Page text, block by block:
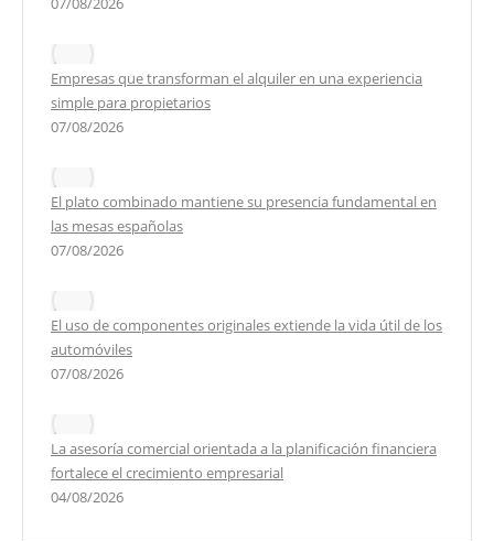
Empresas que transforman el alquiler en una experiencia
simple para propietarios
07/08/2026
El plato combinado mantiene su presencia fundamental en
las mesas españolas
07/08/2026
El uso de componentes originales extiende la vida útil de los
automóviles
07/08/2026
La asesoría comercial orientada a la planificación financiera
fortalece el crecimiento empresarial
04/08/2026